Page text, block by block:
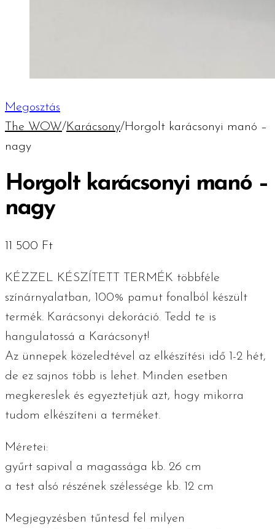
Megosztás
The WOW/Karácsony/Horgolt karácsonyi manó –
nagy
Horgolt karácsonyi manó –
nagy
11 500 Ft
KÉZZEL KÉSZÍTETT TERMÉK többféle
színárnyalatban, 100% pamut fonalból készült
termék. Karácsonyi dekoráció. Tedd te is
hangulatossá a Karácsonyt!
Az ünnepek közeledtével az elkészítési idő 1-2 hét,
de ez sajnos több is lehet. Minden esetben
megkereslek és egyeztetjük azt, hogy mikorra
tudom elkészíteni a terméket.
Méretei:
gyűrt sapival a magassága kb. 26 cm
a test alsó részének szélessége kb. 12 cm
Megjegyzésben tűntesd fel milyen